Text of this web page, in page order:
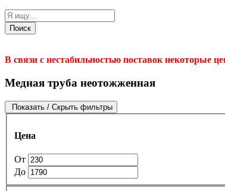
Поиск
В связи с нестабильностью поставок некоторые
Медная труба неотожженная
Показать / Скрыть фильтры
Цена
От
До